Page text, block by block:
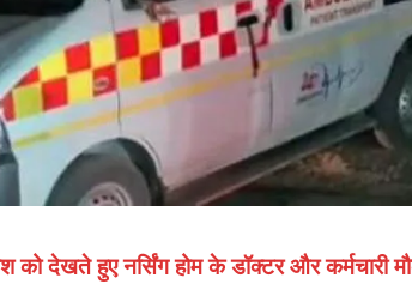
को देखते हुए नर्सिंग होम के डॉक्टर और कर्मचारी